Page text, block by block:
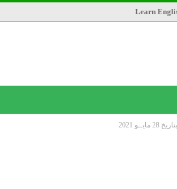
Learn